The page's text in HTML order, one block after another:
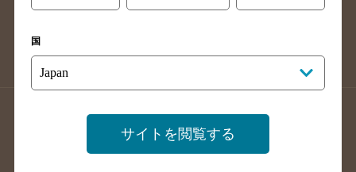
大分県のバー検索
熊本県のバー検索
沖縄県のバー検索
店舗登録方法のご案内
店舗情報更新方法のご案内
掲載店舗様ログイン
国
サイトを閲覧する